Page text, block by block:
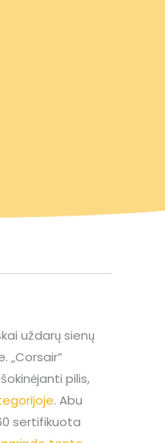
uždarų sienų
„Corsair”
pilis,
. Abu
sertifikuota